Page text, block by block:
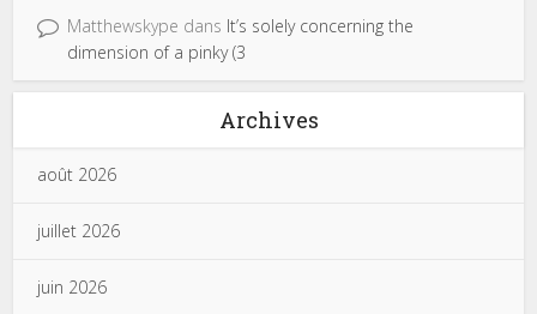
Matthewskype dans It’s solely concerning the
dimension of a pinky (3
Archives
août 2026
juillet 2026
juin 2026